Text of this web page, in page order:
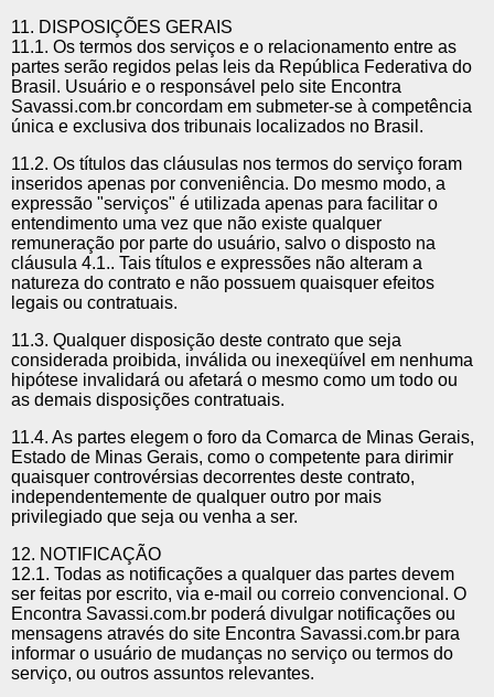
11. DISPOSIÇÕES GERAIS
11.1. Os termos dos serviços e o relacionamento entre as
partes serão regidos pelas leis da República Federativa do
Brasil. Usuário e o responsável pelo site Encontra
Savassi.com.br concordam em submeter-se à competência
única e exclusiva dos tribunais localizados no Brasil.
11.2. Os títulos das cláusulas nos termos do serviço foram
inseridos apenas por conveniência. Do mesmo modo, a
expressão "serviços" é utilizada apenas para facilitar o
entendimento uma vez que não existe qualquer
remuneração por parte do usuário, salvo o disposto na
cláusula 4.1.. Tais títulos e expressões não alteram a
natureza do contrato e não possuem quaisquer efeitos
legais ou contratuais.
11.3. Qualquer disposição deste contrato que seja
considerada proibida, inválida ou inexeqüível em nenhuma
hipótese invalidará ou afetará o mesmo como um todo ou
as demais disposições contratuais.
11.4. As partes elegem o foro da Comarca de Minas Gerais,
Estado de Minas Gerais, como o competente para dirimir
quaisquer controvérsias decorrentes deste contrato,
independentemente de qualquer outro por mais
privilegiado que seja ou venha a ser.
12. NOTIFICAÇÃO
12.1. Todas as notificações a qualquer das partes devem
ser feitas por escrito, via e-mail ou correio convencional. O
Encontra Savassi.com.br poderá divulgar notificações ou
mensagens através do site Encontra Savassi.com.br para
informar o usuário de mudanças no serviço ou termos do
serviço, ou outros assuntos relevantes.